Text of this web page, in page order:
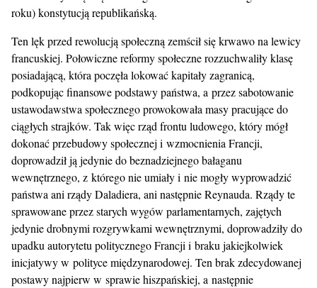
roku) konstytucją republikańską.
Ten lęk przed rewolucją społeczną zemścił się krwawo na lewicy
francuskiej. Połowiczne reformy społeczne rozzuchwaliły klasę
posiadającą, która poczęła lokować kapitały zagranicą,
podkopując finansowe podstawy państwa, a przez sabotowanie
ustawodawstwa społecznego prowokowała masy pracujące do
ciągłych strajków. Tak więc rząd frontu ludowego, który mógł
dokonać przebudowy społecznej i wzmocnienia Francji,
doprowadził ją jedynie do beznadziejnego bałaganu
wewnętrznego, z którego nie umiały i nie mogły wyprowadzić
państwa ani rządy Daladiera, ani następnie Reynauda. Rządy te
sprawowane przez starych wygów parlamentarnych, zajętych
jedynie drobnymi rozgrywkami wewnętrznymi, doprowadziły do
upadku autorytetu politycznego Francji i braku jakiejkolwiek
inicjatywy w polityce międzynarodowej. Ten brak zdecydowanej
postawy najpierw w sprawie hiszpańskiej, a następnie